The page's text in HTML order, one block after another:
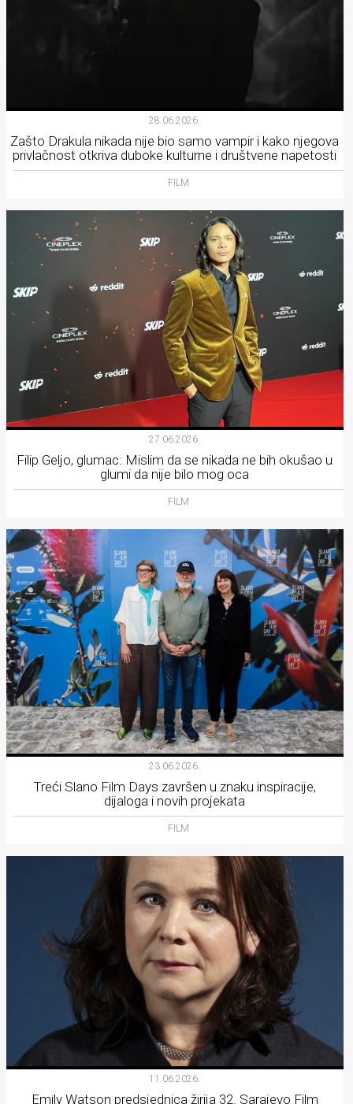
28.06.2026.
Zašto Drakula nikada nije bio samo vampir i kako njegova
privlačnost otkriva duboke kulturne i društvene napetosti
FILM
27.06.2026.
Filip Geljo, glumac: Mislim da se nikada ne bih okušao u
glumi da nije bilo mog oca
FILM
23.06.2026.
Treći Slano Film Days završen u znaku inspiracije,
dijaloga i novih projekata
FILM
11.06.2026.
Emily Watson predsjednica žirija 32. Sarajevo Film